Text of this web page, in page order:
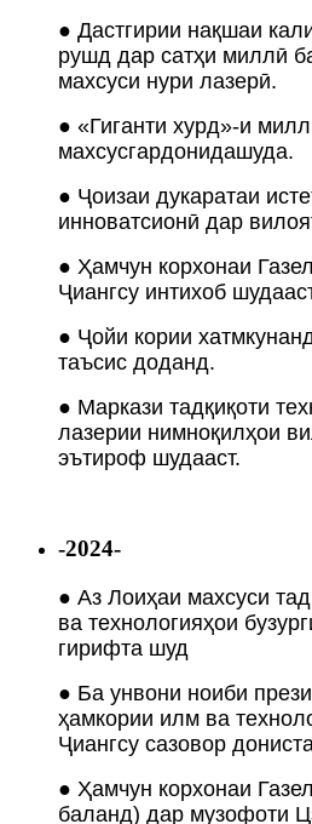
● Дастгирии нақшаи
рушд дар сатҳи миллӣ
махсуси нури лазерӣ.
● «Гиганти хурд»-и
махсусгардонидашуда.
● Ҷоизаи дукаратаи
инноватсионӣ дар
● Ҳамчун корхонаи
Ҷиангсу интихоб
● Ҷойи кории
таъсис доданд.
● Маркази тадқиқоти
лазерии нимноқилҳои
эътироф шудааст.
-2024-
● Аз Лоиҳаи махсуси
ва технологияҳои
гирифта шуд
● Ба унвони ноиби
ҳамкории илм ва
Ҷиангсу сазовор
● Ҳамчун корхонаи
баланд) дар музофоти